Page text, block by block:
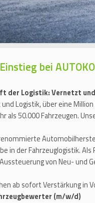
bei
der Logistik: Vernetzt
und Logistik, über eine
als 50.000 Fahrzeugen.
in der Fahrzeuglogistik.
von Neu- und
ab sofort Verstärkung in
(m/w/d)